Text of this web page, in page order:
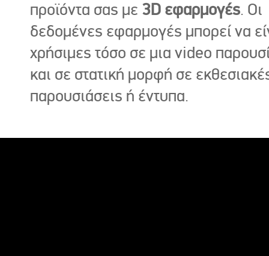
προϊόντα σας με 3D εφαρμογές. Οι
δεδομένες εφαρμογές μπορεί να
χρήσιμες τόσο σε μια video
και σε στατική μορφή σε
παρουσιάσεις ή έντυπα.